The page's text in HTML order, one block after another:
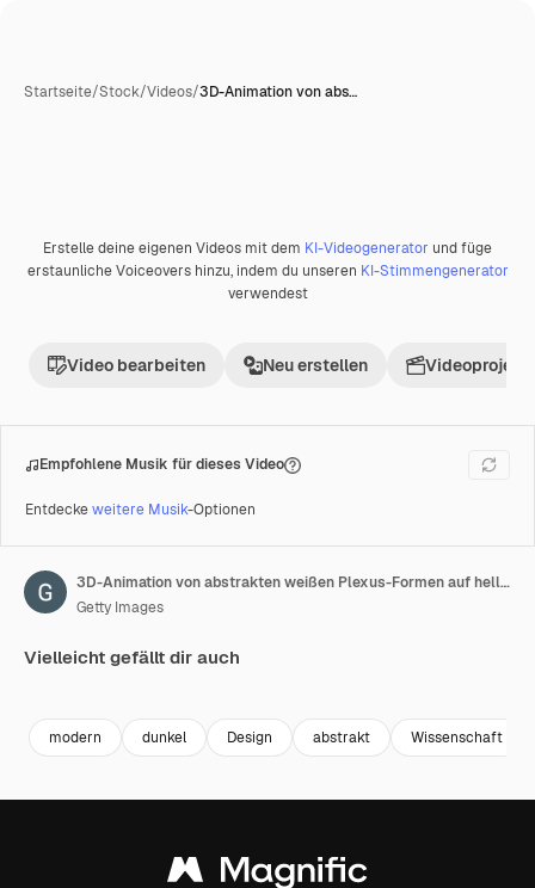
Startseite/Stock/Videos/3D-Animation von abs…
Premium
Erstelle deine eigenen Videos mit dem KI-Videogenerator und füge
erstaunliche Voiceovers hinzu, indem du unseren KI-Stimmengenerator
verwendest
Video bearbeiten Neu erstellen Videoprojekt
Empfohlene Musik für dieses Video
Entdeckeweitere Musik-Optionen
3D-Animation von abstrakten weißen Plexus-Formen auf hellblauem Hintergrund. Kontinuierlich bewegliche Punkte und verbundene Linien. 60 FPS
Getty Images
Vielleicht gefällt dir auch
modern dunkel Design abstrakt Wissenschaft